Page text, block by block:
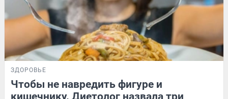
ЗДОРОВЬЕ
Чтобы не навредить фигуре и
кишечнику. Диетолог назвала три